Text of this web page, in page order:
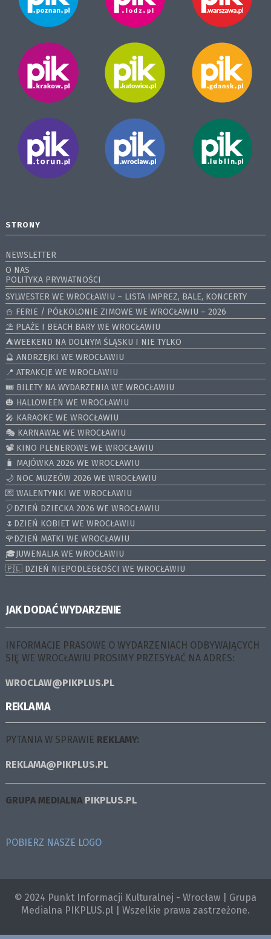
STRONY
NEWSLETTER
O NAS
POLITYKA PRYWATNOŚCI
SYLWESTER WE WROCŁAWIU – LISTA IMPREZ, BALE, KONCERTY
⛄️ FERIE / PÓŁKOLONIE ZIMOWE WE WROCŁAWIU – 2026
⛱️ PLAŻE I BEACH BARY WE WROCŁAWIU
⛺️WEEKEND NA DOLNYM ŚLĄSKU I NIE TYLKO
🔮 ANDRZEJKI WE WROCŁAWIU
📍 ATRAKCJE WE WROCŁAWIU
🎟️ BILETY NA WYDARZENIA WE WROCŁAWIU
🎃 HALLOWEEN WE WROCŁAWIU
🎤 KARAOKE WE WROCŁAWIU
🎭 KARNAWAŁ WE WROCŁAWIU
📽️ KINO PLENEROWE WE WROCŁAWIU
🧳 MAJÓWKA 2026 WE WROCŁAWIU
🌙 NOC MUZEÓW 2026 WE WROCŁAWIU
💌 WALENTYNKI WE WROCŁAWIU
🎈DZIEŃ DZIECKA 2026 WE WROCŁAWIU
🌷DZIEŃ KOBIET WE WROCŁAWIU
🌹DZIEŃ MATKI WE WROCŁAWIU
🎓JUWENALIA WE WROCŁAWIU
🇵🇱 DZIEŃ NIEPODLEGŁOŚCI WE WROCŁAWIU
JAK DODAĆ WYDARZENIE
INFORMACJE PRASOWE O WYDARZENIACH ODBYWAJĄCYCH
SIĘ WE WROCŁAWIU PROSIMY PRZESYŁAĆ NA ADRES:
WROCLAW@PIKPLUS.PL
REKLAMA
PYTANIA W SPRAWIE REKLAMY:
REKLAMA@PIKPLUS.PL
GRUPA MEDIALNA PIKPLUS.PL
POBIERZ NASZE LOGO
© 2024 Punkt Informacji Kulturalnej - Wrocław | Grupa
Medialna PIKPLUS.pl | Wszelkie prawa zastrzeżone.